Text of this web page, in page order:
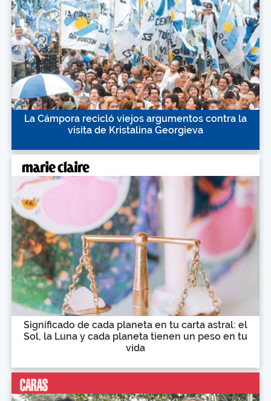
La Cámpora recicló viejos argumentos contra la
visita de Kristalina Georgieva
Significado de cada planeta en tu carta astral: el
Sol, la Luna y cada planeta tienen un peso en tu
vida